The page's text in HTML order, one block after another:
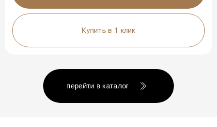
Купить в 1 клик
перейти в каталог